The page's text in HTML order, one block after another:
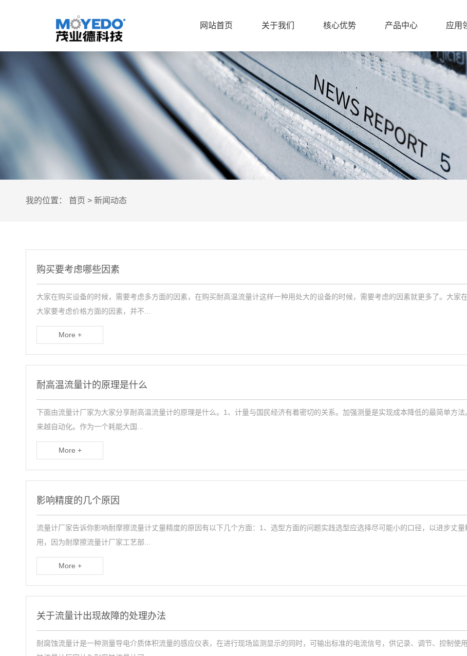
网站首页 关于我们 核心优势 产品中心 应用
我的位置： 首页 > 新闻动态
购买要考虑哪些因素
大家在购买设备的时候，需要考虑多方面的因素，在购买耐高温流量计这样一种用处大的设备的时候，需要考虑的因素就更多了。大家
大家要考虑价格方面的因素，并不...
More +
耐高温流量计的原理是什么
下面由流量计厂家为大家分享耐高温流量计的原理是什么。1、计量与国民经济有着密切的关系。加强测量是实现成本降低的最简单方
来越自动化。作为一个耗能大国...
More +
影响精度的几个原因
流量计厂家告诉你影响耐摩擦流量计丈量精度的原因有以下几个方面：1、选型方面的问题实践选型应选择尽可能小的口径，以进步丈
用，因为耐摩擦流量计厂家工艺部...
More +
关于流量计出现故障的处理办法
耐腐蚀流量计是一种测量导电介质体积流量的感应仪表，在进行现场监测显示的同时，可输出标准的电流信号，供记录、调节、控制使